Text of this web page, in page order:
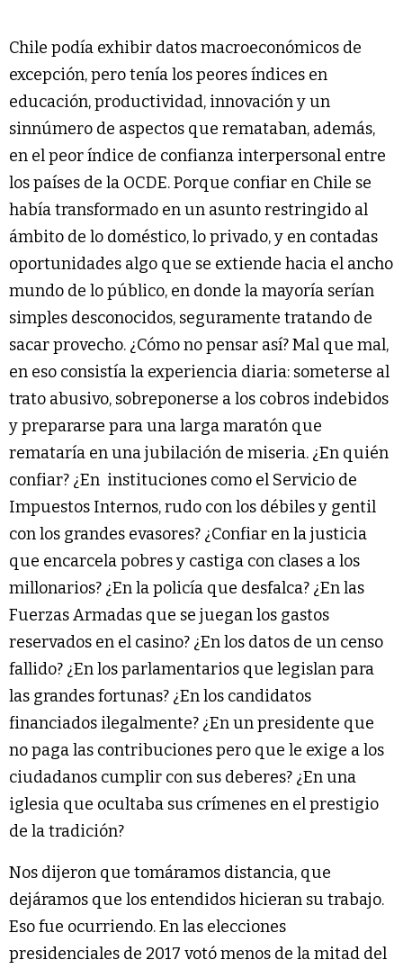
Chile podía exhibir datos macroeconómicos de
excepción, pero tenía los peores índices en
educación, productividad, innovación y un
sinnúmero de aspectos que remataban, además,
en el peor índice de confianza interpersonal entre
los países de la OCDE. Porque confiar en Chile se
había transformado en un asunto restringido al
ámbito de lo doméstico, lo privado, y en contadas
oportunidades algo que se extiende hacia el ancho
mundo de lo público, en donde la mayoría serían
simples desconocidos, seguramente tratando de
sacar provecho. ¿Cómo no pensar así? Mal que mal,
en eso consistía la experiencia diaria: someterse al
trato abusivo, sobreponerse a los cobros indebidos
y prepararse para una larga maratón que
remataría en una jubilación de miseria. ¿En quién
confiar? ¿En instituciones como el Servicio de
Impuestos Internos, rudo con los débiles y gentil
con los grandes evasores? ¿Confiar en la justicia
que encarcela pobres y castiga con clases a los
millonarios? ¿En la policía que desfalca? ¿En las
Fuerzas Armadas que se juegan los gastos
reservados en el casino? ¿En los datos de un censo
fallido? ¿En los parlamentarios que legislan para
las grandes fortunas? ¿En los candidatos
financiados ilegalmente? ¿En un presidente que
no paga las contribuciones pero que le exige a los
ciudadanos cumplir con sus deberes? ¿En una
iglesia que ocultaba sus crímenes en el prestigio
de la tradición?
Nos dijeron que tomáramos distancia, que
dejáramos que los entendidos hicieran su trabajo.
Eso fue ocurriendo. En las elecciones
presidenciales de 2017 votó menos de la mitad del